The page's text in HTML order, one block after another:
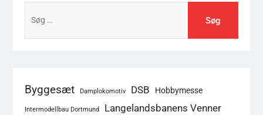
efter:
Byggesæt Damplokomotiv DSB Hobbymesse
Intermodellbau Dortmund
Langelandsbanens Venner